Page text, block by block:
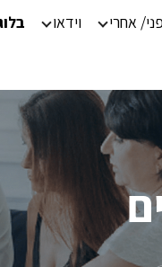
אחרי וידאו